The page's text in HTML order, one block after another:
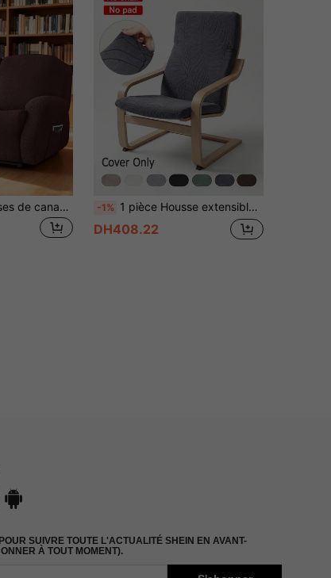
1/2/3 places Housses de canapé inclinable Housses de canapé inclinable en jacquard extensible pour canapé inclinable, fauteuil relax, housses de meubles, 4 pièces/6 pièces/8 pièces -1% 1 pièce Housse extensible pour fauteuil à bascule, housse de canapé décontractée pour la détente, convient pour le salon toute l'année, adaptée aux animaux de compagnie
DH408.22
SUIVRE TOUTE L'ACTUALITÉ SHEIN EN AVANT-
À TOUT MOMENT).